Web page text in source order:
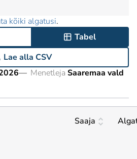
kõiki algatusi.
Tabel
Lae alla CSV
— Menetleja Saaremaa vald
Saaja